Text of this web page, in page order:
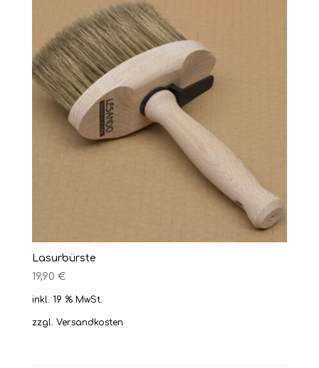
Lasurbürste
19,90 €
inkl. 19 % MwSt.
zzgl. Versandkosten